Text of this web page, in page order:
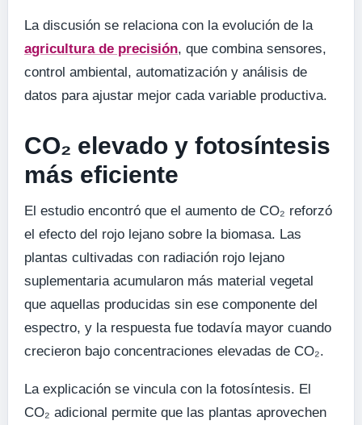
La discusión se relaciona con la evolución de la
agricultura de precisión, que combina sensores,
control ambiental, automatización y análisis de
datos para ajustar mejor cada variable productiva.
CO₂ elevado y fotosíntesis
más eficiente
El estudio encontró que el aumento de CO₂ reforzó
el efecto del rojo lejano sobre la biomasa. Las
plantas cultivadas con radiación rojo lejano
suplementaria acumularon más material vegetal
que aquellas producidas sin ese componente del
espectro, y la respuesta fue todavía mayor cuando
crecieron bajo concentraciones elevadas de CO₂.
La explicación se vincula con la fotosíntesis. El
CO₂ adicional permite que las plantas aprovechen